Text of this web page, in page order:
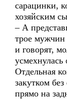
сарацинки,
хозяйским
– А
трое
и говорят,
усмехнулась
Отдельная
закутком
прямо на